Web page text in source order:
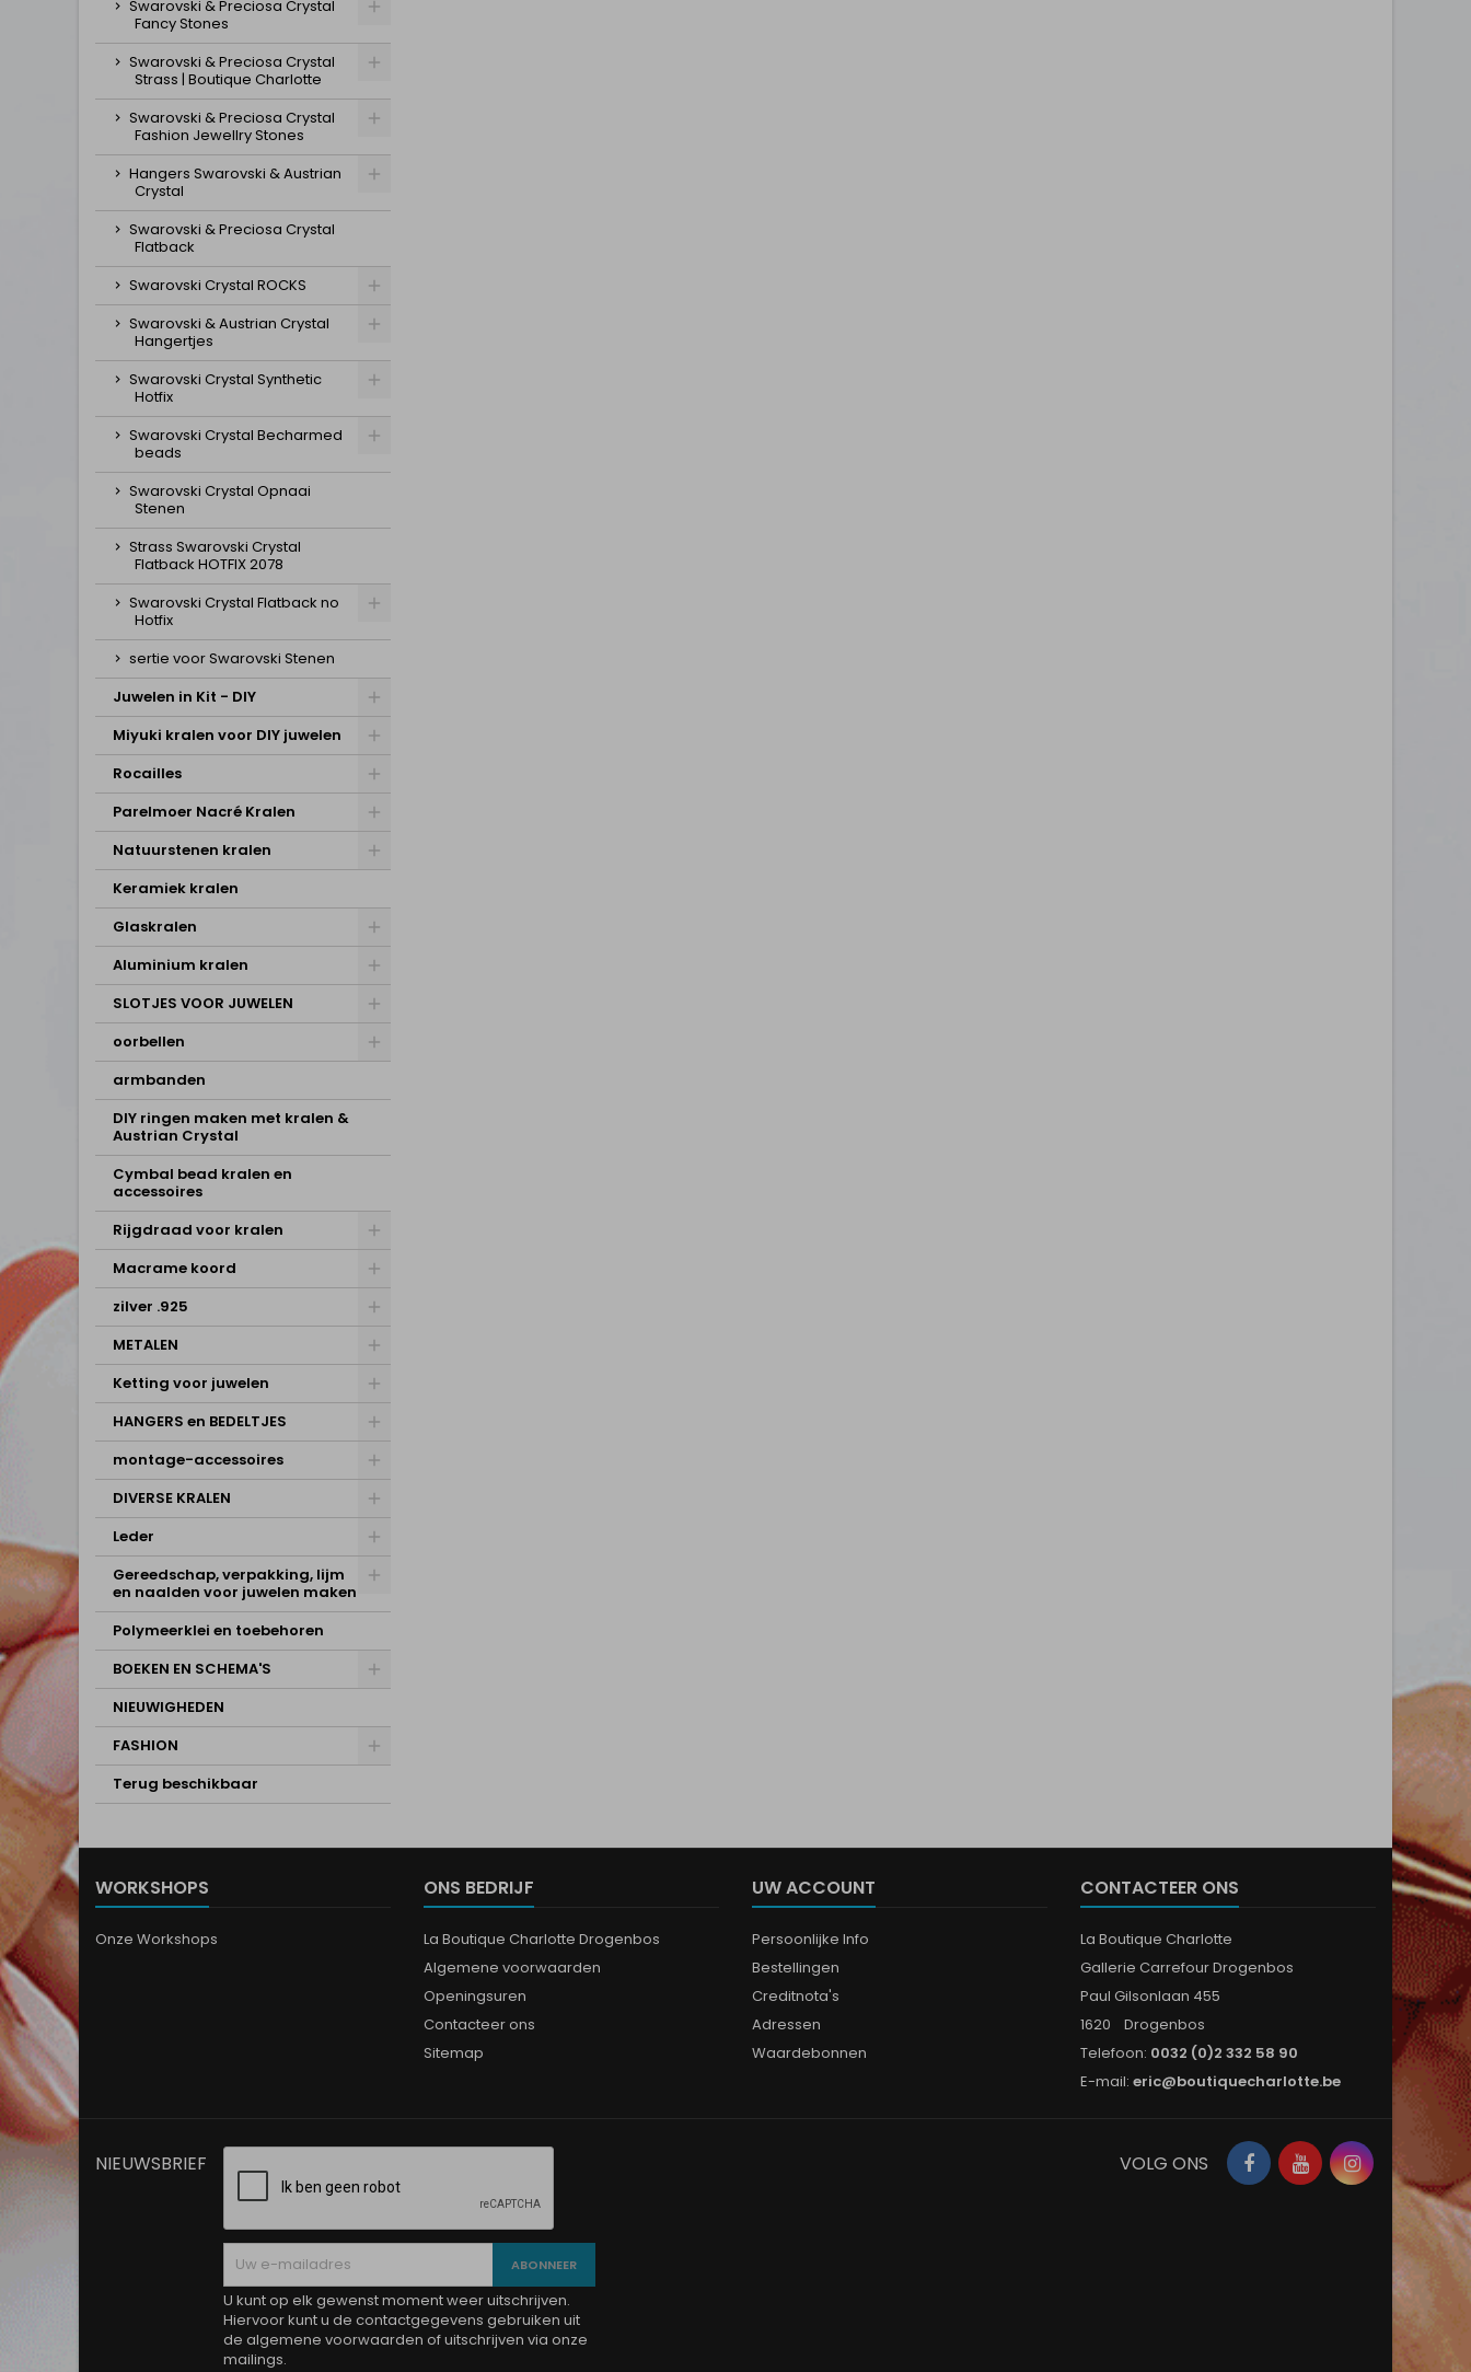
Swarovski & Preciosa Crystal
Fancy Stones
Swarovski & Preciosa Crystal
Strass | Boutique Charlotte
Swarovski & Preciosa Crystal
Fashion Jewellry Stones
Hangers Swarovski & Austrian
Crystal
Swarovski & Preciosa Crystal
Flatback
Swarovski Crystal ROCKS
Swarovski & Austrian Crystal
Hangertjes
Swarovski Crystal Synthetic
Hotfix
Swarovski Crystal Becharmed
beads
Swarovski Crystal Opnaai
Stenen
Strass Swarovski Crystal
Flatback HOTFIX 2078
Swarovski Crystal Flatback no
Hotfix
sertie voor Swarovski Stenen
Juwelen in Kit - DIY
Miyuki kralen voor DIY juwelen
Rocailles
Parelmoer Nacré Kralen
Natuurstenen kralen
Keramiek kralen
Glaskralen
Aluminium kralen
SLOTJES VOOR JUWELEN
oorbellen
armbanden
DIY ringen maken met kralen &
Austrian Crystal
Cymbal bead kralen en
accessoires
Rijgdraad voor kralen
Macrame koord
zilver .925
METALEN
Ketting voor juwelen
HANGERS en BEDELTJES
montage-accessoires
DIVERSE KRALEN
Leder
Gereedschap, verpakking, lijm
en naalden voor juwelen maken
Polymeerklei en toebehoren
BOEKEN EN SCHEMA'S
NIEUWIGHEDEN
FASHION
Terug beschikbaar
WORKSHOPS
Onze Workshops
ONS BEDRIJF
La Boutique Charlotte Drogenbos
Algemene voorwaarden
Openingsuren
Contacteer ons
Sitemap
UW ACCOUNT
Persoonlijke Info
Bestellingen
Creditnota's
Adressen
Waardebonnen
CONTACTEER ONS
La Boutique Charlotte
Gallerie Carrefour Drogenbos
Paul Gilsonlaan 455
1620 Drogenbos
Telefoon: 0032 (0)2 332 58 90
E-mail: eric@boutiquecharlotte.be
NIEUWSBRIEF
U kunt op elk gewenst moment weer uitschrijven.
Hiervoor kunt u de contactgegevens gebruiken uit
de algemene voorwaarden of uitschrijven via onze
mailings.
Facebook
YouTubeInstagram
VOLG ONS